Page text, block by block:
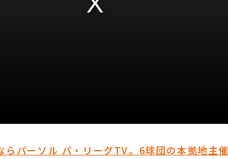
らパーソル パ・リーグTV。6球団の本拠地主